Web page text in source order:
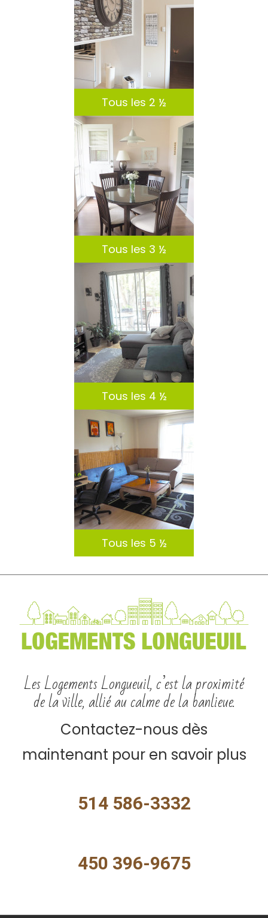
DÉTAILS
Tous les 2 ½
DÉTAILS
Tous les 3 ½
DÉTAILS
Tous les 4 ½
DÉTAILS
Tous les 5 ½
Les Logements Longueuil, c’est la proximité
de la ville, allié au calme de la banlieue.
Contactez-nous dès
maintenant pour en savoir plus
514 586-3332
450 396-9675